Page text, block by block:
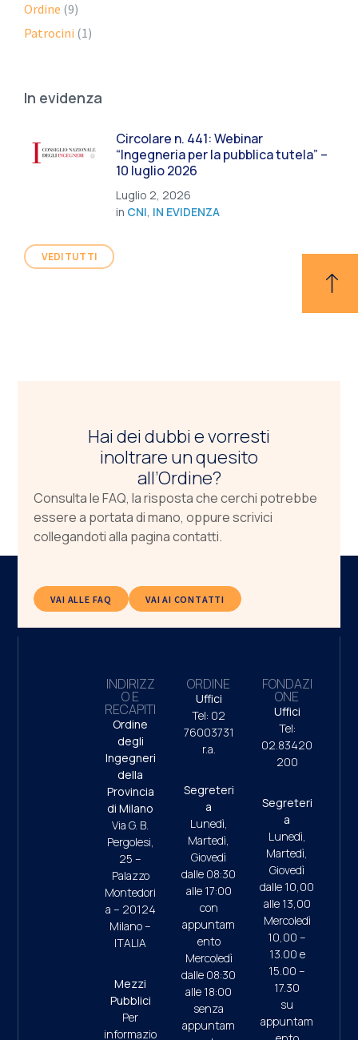
Ordine (9)
Patrocini (1)
In evidenza
Circolare n. 441: Webinar
“Ingegneria per la pubblica tutela” –
10 luglio 2026
Luglio 2, 2026
in CNI, IN EVIDENZA
VEDI TUTTI
Hai dei dubbi e vorresti
inoltrare un quesito
all’Ordine?
Consulta le FAQ, la risposta che cerchi potrebbe
essere a portata di mano, oppure scrivici
collegandoti alla pagina contatti.
VAI ALLE FAQ VAI AI CONTATTI
INDIRIZZ
O E
RECAPITI
Ordine
degli
Ingegneri
della
Provincia
di Milano
Via G. B.
Pergolesi,
25 –
Palazzo
Montedori
a – 20124
Milano –
ITALIA
Mezzi
Pubblici
Per
informazio
ORDINE
Uffici
Tel: 02
76003731
r.a.
Segreteri
a
Lunedì,
Martedì,
Giovedì
dalle 08:30
alle 17:00
con
appuntam
ento
Mercoledì
dalle 08:30
alle 18:00
senza
appuntam
FONDAZI
ONE
Uffici
Tel:
02.83420
200
Segreteri
a
Lunedì,
Martedì,
Giovedì
dalle 10,00
alle 13,00
Mercoledì
10,00 –
13.00 e
15.00 –
17.30
su
appuntam